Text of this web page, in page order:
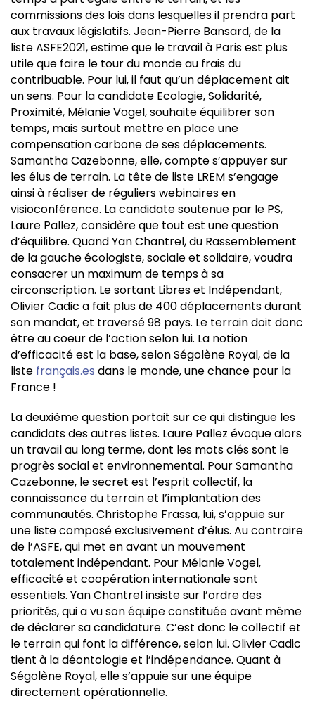
commissions des lois dans lesquelles il prendra part
aux travaux législatifs. Jean-Pierre Bansard, de la
liste ASFE2021, estime que le travail à Paris est plus
utile que faire le tour du monde au frais du
contribuable. Pour lui, il faut qu’un déplacement ait
un sens. Pour la candidate Ecologie, Solidarité,
Proximité, Mélanie Vogel, souhaite équilibrer son
temps, mais surtout mettre en place une
compensation carbone de ses déplacements.
Samantha Cazebonne, elle, compte s’appuyer sur
les élus de terrain. La tête de liste LREM s’engage
ainsi à réaliser de réguliers webinaires en
visioconférence. La candidate soutenue par le PS,
Laure Pallez, considère que tout est une question
d’équilibre. Quand Yan Chantrel, du Rassemblement
de la gauche écologiste, sociale et solidaire, voudra
consacrer un maximum de temps à sa
circonscription. Le sortant Libres et Indépendant,
Olivier Cadic a fait plus de 400 déplacements durant
son mandat, et traversé 98 pays. Le terrain doit donc
être au coeur de l’action selon lui. La notion
d’efficacité est la base, selon Ségolène Royal, de la
liste français.es dans le monde, une chance pour la
France !
La deuxième question portait sur ce qui distingue les
candidats des autres listes. Laure Pallez évoque alors
un travail au long terme, dont les mots clés sont le
progrès social et environnemental. Pour Samantha
Cazebonne, le secret est l’esprit collectif, la
connaissance du terrain et l’implantation des
communautés. Christophe Frassa, lui, s’appuie sur
une liste composé exclusivement d’élus. Au contraire
de l’ASFE, qui met en avant un mouvement
totalement indépendant. Pour Mélanie Vogel,
efficacité et coopération internationale sont
essentiels. Yan Chantrel insiste sur l’ordre des
priorités, qui a vu son équipe constituée avant même
de déclarer sa candidature. C’est donc le collectif et
le terrain qui font la différence, selon lui. Olivier Cadic
tient à la déontologie et l’indépendance. Quant à
Ségolène Royal, elle s’appuie sur une équipe
directement opérationnelle.